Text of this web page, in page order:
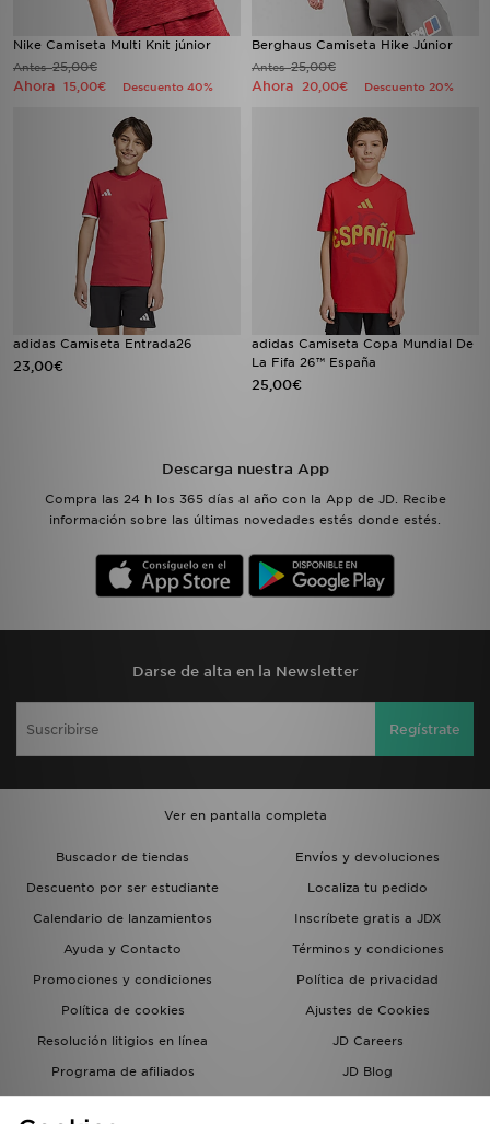
Nike Camiseta Multi Knit júnior
Antes25,00€
Ahora 15,00€ Descuento 40%
Berghaus Camiseta Hike Júnior
Antes25,00€
Ahora 20,00€ Descuento 20%
adidas Camiseta Entrada26
23,00€
adidas Camiseta Copa Mundial De
La Fifa 26™ España
25,00€
Descarga nuestra App
Compra las 24 h los 365 días al año con la App de JD. Recibe
información sobre las últimas novedades estés donde estés.
Darse de alta en la Newsletter
Regístrate
Ver en pantalla completa
Buscador de tiendas
Envíos y devoluciones
Descuento por ser estudiante
Localiza tu pedido
Calendario de lanzamientos
Inscríbete gratis a JDX
Ayuda y Contacto
Términos y condiciones
Promociones y condiciones
Política de privacidad
Política de cookies
Ajustes de Cookies
Resolución litigios en línea
JD Careers
Programa de afiliados
JD Blog
del grupo JD - Whistleblowing